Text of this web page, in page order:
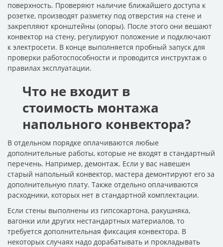
поверхность. Проверяют наличие ближайшего доступа к
розетке, производят разметку под отверстия на стене и
закрепляют кронштейны (опоры). После этого они вешают
конвектор на стену, регулируют положение и подключают
к электросети. В конце выполняется пробный запуск для
проверки работоспособности и проводится инструктаж о
правилах эксплуатации.
Что не входит в
стоимость монтажа
напольного конвектора?
В отдельном порядке оплачиваются любые
дополнительные работы, которые не входят в стандартный
перечень. Например, демонтаж. Если у вас навешен
старый напольный конвектор, мастера демонтируют его за
дополнительную плату. Также отдельно оплачиваются
расходники, которых нет в стандартной комплектации.
Если стены выполнены из гипсокартона, ракушняка,
вагонки или других нестандартных материалов, то
требуется дополнительная фиксация конвектора. В
некоторых случаях надо дорабатывать и прокладывать